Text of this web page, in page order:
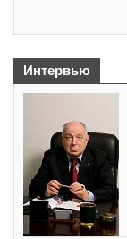
Интервью